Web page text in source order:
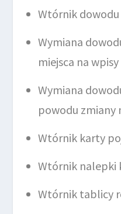
Wtórnik
Wymiana
miejsca na wpisy
Wymiana
powodu zmiany
Wtórnik karty
Wtórnik nalepki
Wtórnik tablicy